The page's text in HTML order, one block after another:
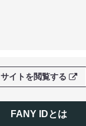
サイトを閲覧する
FANY IDとは